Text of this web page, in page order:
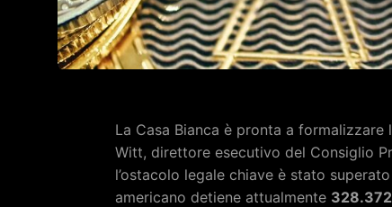
La Casa Bianca è pronta a formalizzare
Witt, direttore esecutivo del Consiglio
l’ostacolo legale chiave è stato
americano detiene attualmente